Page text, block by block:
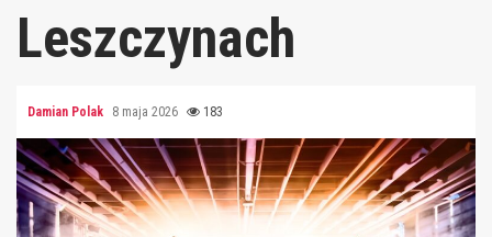
Leszczynach
Damian Polak 8 maja 2026 183